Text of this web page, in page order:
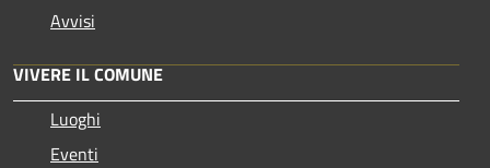
Avvisi
VIVERE IL COMUNE
Luoghi
Eventi